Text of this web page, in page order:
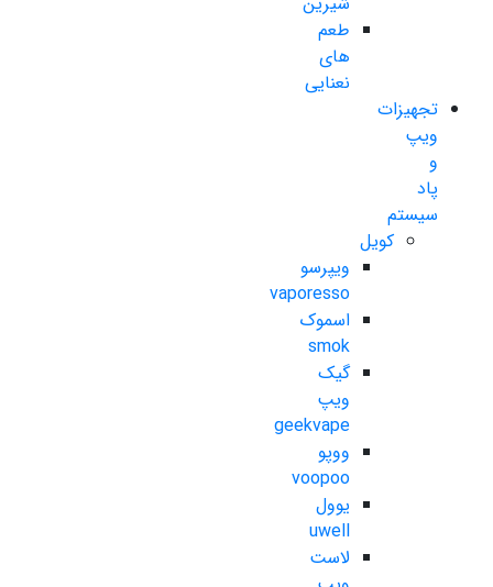
طعم
های
نعنایی
تجهیزات
ویپ
و
پاد
سیستم
کویل
ویپرسو
vaporesso
اسموک
smok
گیک
ویپ
geekvape
ووپو
voopoo
یوول
uwell
لاست